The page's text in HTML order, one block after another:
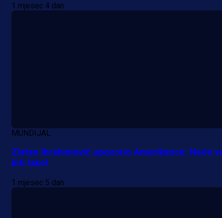
1 mjesec 4 dan
MUNDIJAL
Zlatan Ibrahimović upozorio Amerikance: Neće
biti lako!
1 mjesec 5 dan